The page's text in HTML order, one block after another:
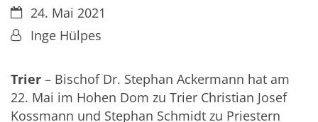
Datum:24. Mai 2021
Von:Inge Hülpes
Trier – Bischof Dr. Stephan Ackermann hat am
22. Mai im Hohen Dom zu Trier Christian Josef
Kossmann und Stephan Schmidt zu Priestern